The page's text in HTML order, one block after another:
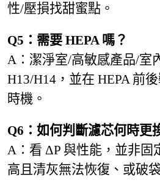
性/壓損找甜蜜點。
Q5：需要 HEPA 嗎？
A：潔淨室/高敏感產品/室
H13/H14，並在 HEPA 前
時機。
Q6：如何判斷濾芯何時更
A：看 ΔP 與性能，並非固
高且清灰無法恢復、或破